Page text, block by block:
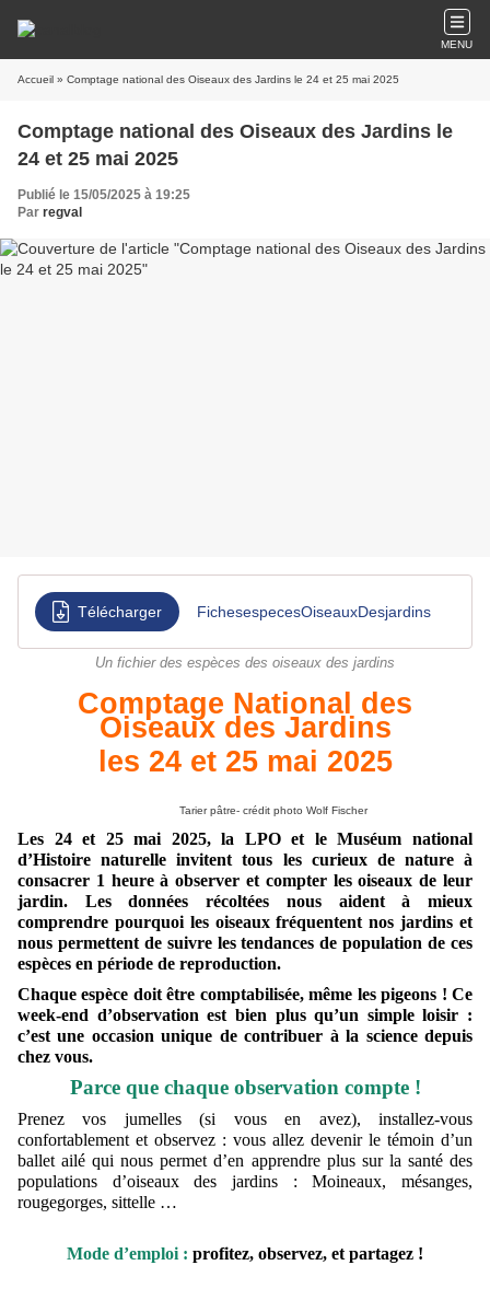
MENU
Accueil » Comptage national des Oiseaux des Jardins le 24 et 25 mai 2025
Comptage national des Oiseaux des Jardins le
24 et 25 mai 2025
Publié le 15/05/2025 à 19:25
Par regval
Télécharger FichesespecesOiseauxDesjardins
Un fichier des espèces des oiseaux des jardins
Comptage National des
Oiseaux des Jardins
les 24 et 25 mai 2025
Tarier pâtre- crédit photo Wolf Fischer
Les 24 et 25mai 2025, la LPO et le Muséum national
d’Histoire naturelle invitent tous les curieux de nature à
consacrer 1 heure à observer et compter les oiseaux de leur
jardin. Les données récoltées nous aident à mieux
comprendre pourquoi les oiseaux fréquententnos jardins et
nous permettent de suivre les tendances de population de ces
espèces en période de reproduction.
Chaque espèce doit être comptabilisée, même les pigeons ! Ce
week-end d’observation est bien plus qu’un simple loisir :
c’est une occasion unique de contribuer à la science depuis
chez vous.
Parce que chaque observation compte !
Prenez vos jumelles (si vous en avez), installez-vous
confortablement et observez : vous allez devenir le témoin d’un
ballet ailé qui nous permet d’en apprendre plus sur la santé des
populations d’oiseaux des jardins : Moineaux, mésanges,
rougegorges, sittelle …
Mode d’emploi : profitez, observez, et partagez !